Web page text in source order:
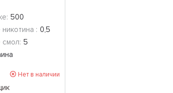
500
: 0,5
5
Нет в наличии